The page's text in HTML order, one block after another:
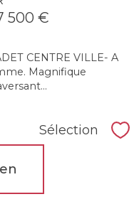
500 €
CENTRE VILLE- A
Magnifique
Sélection